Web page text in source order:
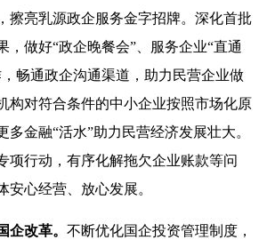
擦亮乳源政企服务金字招牌。深化首批
，做好“政企晚餐会”、服务企业“直通
畅通政企沟通渠道，助力民营企业做
构对符合条件的中小企业按照市场化原
多金融“活水”助力民营经济发展壮大。
项行动，有序化解拖欠企业账款等问
安心经营、放心发展。
改革。 不断优化国企投资管理制度，